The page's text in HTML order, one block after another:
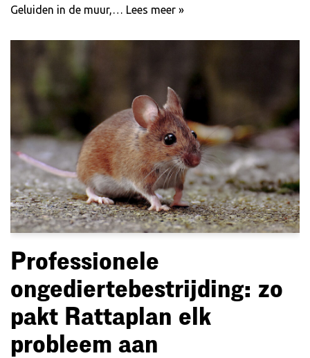
Geluiden in de muur,… Lees meer »
Professionele
ongediertebestrijding: zo
pakt Rattaplan elk
probleem aan